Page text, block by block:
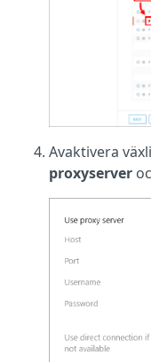
Avaktivera
proxyserver